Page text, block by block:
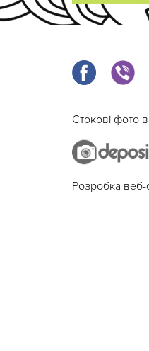
Стокові фото
Розробка веб-